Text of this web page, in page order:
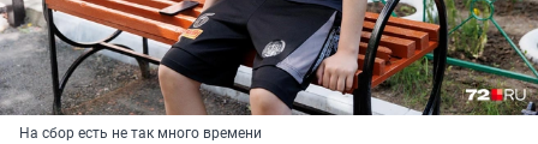
На сбор есть не так много времени